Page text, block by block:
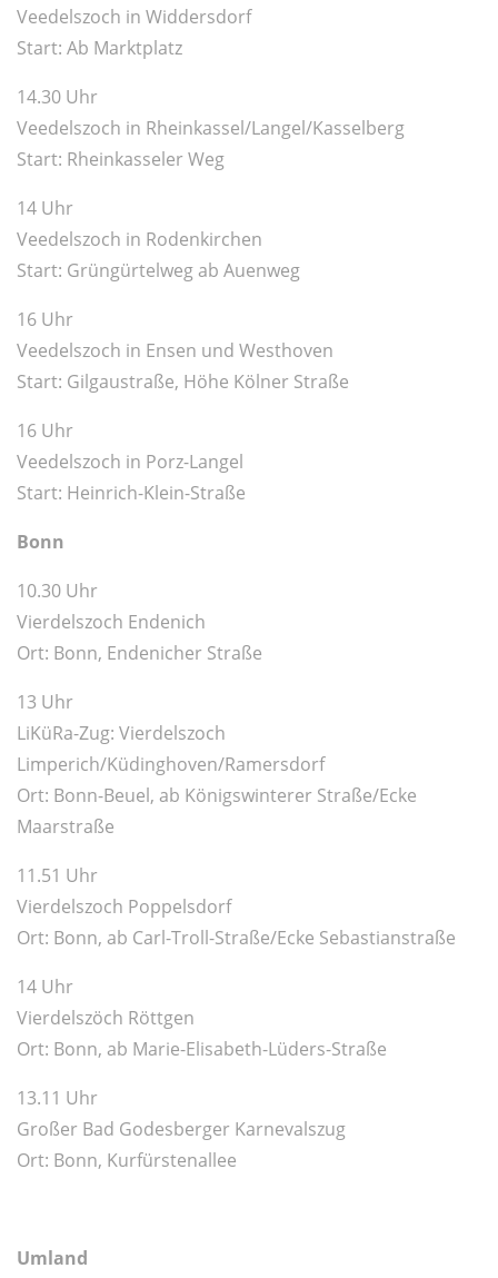
Veedelszoch in Widdersdorf
Start: Ab Marktplatz
14.30 Uhr
Veedelszoch in Rheinkassel/Langel/Kasselberg
Start: Rheinkasseler Weg
14 Uhr
Veedelszoch in Rodenkirchen
Start: Grüngürtelweg ab Auenweg
16 Uhr
Veedelszoch in Ensen und Westhoven
Start: Gilgaustraße, Höhe Kölner Straße
16 Uhr
Veedelszoch in Porz-Langel
Start: Heinrich-Klein-Straße
Bonn
10.30 Uhr
Vierdelszoch Endenich
Ort: Bonn, Endenicher Straße
13 Uhr
LiKüRa-Zug: Vierdelszoch
Limperich/Küdinghoven/Ramersdorf
Ort: Bonn-Beuel, ab Königswinterer Straße/Ecke
Maarstraße
11.51 Uhr
Vierdelszoch Poppelsdorf
Ort: Bonn, ab Carl-Troll-Straße/Ecke Sebastianstraße
14 Uhr
Vierdelszöch Röttgen
Ort: Bonn, ab Marie-Elisabeth-Lüders-Straße
13.11 Uhr
Großer Bad Godesberger Karnevalszug
Ort: Bonn, Kurfürstenallee
Umland